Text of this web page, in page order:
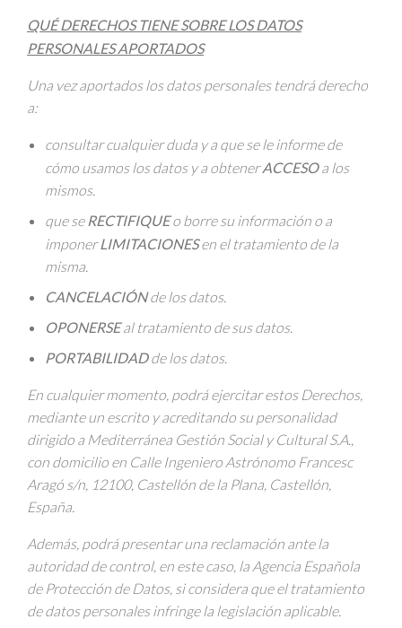
QUÉ DERECHOS TIENE SOBRE LOS DATOS
PERSONALES APORTADOS
Una vez aportados los datos personales tendrá derecho
a:
consultar cualquier duda y a que se le informe de
cómo usamos los datos y a obtenerACCESOa los
mismos.
que se RECTIFIQUEo borre su información o a
imponerLIMITACIONESen el tratamiento de la
misma.
CANCELACIÓNde los datos.
OPONERSEal tratamiento de sus datos.
PORTABILIDADde los datos.
En cualquier momento, podrá ejercitar estos Derechos,
mediante un escrito y acreditando su personalidad
dirigido a Mediterránea Gestión Social y Cultural S.A.,
con domicilio en Calle Ingeniero Astrónomo Francesc
Aragó s/n, 12100, Castellón de la Plana, Castellón,
España.
Además, podrá presentar una reclamación ante la
autoridad de control, en este caso, la Agencia Española
de Protección de Datos, si considera que el tratamiento
de datos personales infringe la legislación aplicable.